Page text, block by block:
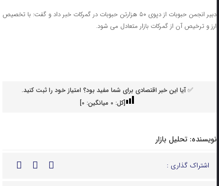
دبیر انجمن حبوبات از دپوی ۵۰ هزارتن حبوبات در گمرکات خبر داد و گفت: با تخصیص
ارز و ترخیص آن از گمرکات بازار متعادل می شود.
✅ آیا این خبر اقتصادی برای شما مفید بود؟ امتیاز خود را ثبت کنید.
[کل: 0میانگین: 0
]
نویسنده: تحلیل بازار
اشتراک گذاری :